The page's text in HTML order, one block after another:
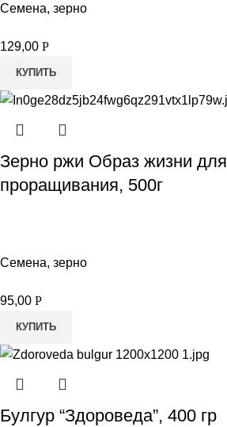
Семена, зерно
129,00 Р
КУПИТЬ
Зерно ржи Образ жизни для
проращивания, 500г
Семена, зерно
95,00 Р
КУПИТЬ
Булгур “Здороведа”, 400 гр